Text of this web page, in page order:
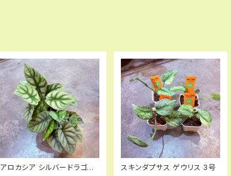
アロカシア シルバードラゴン
スキンダプサス ゲウリス 3号